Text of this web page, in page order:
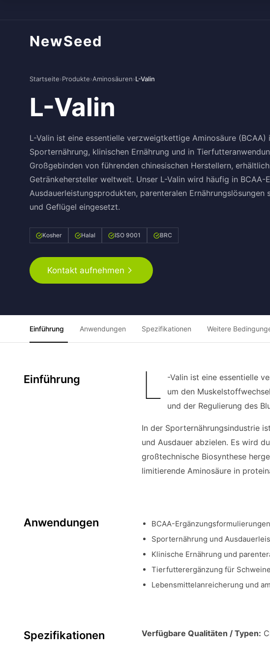
NewSeed
Startseite›Produkte›Aminosäuren›L-Valin
L-Valin
L-Valin ist eine essentielle verzweigtkettige Aminosäure
Sporternährung, klinischen Ernährung und in
Großgebinden von führenden chinesischen Herstellern,
Getränkehersteller weltweit. Unser L-Valin wird häufig in BCAA-
Ausdauerleistungsprodukten, parenteralen
und Geflügel eingesetzt.
Kosher Halal ISO 9001 BRC
Kontakt aufnehmen
Einführung Anwendungen Spezifikationen Weitere
Einführung L
-Valin ist eine essentielle
um den
und der Regulierung des
In der Sporternährungsindustrie
und Ausdauer abzielen. Es wird
großtechnische Biosynthese
limitierende Aminosäure in
Anwendungen
BCAA-
Sporternährung und
Klinische Ernährung und
Tierfutterergänzung für
Lebensmittelanreicherung und
Spezifikationen Verfügbare Qualitäten / Typen: